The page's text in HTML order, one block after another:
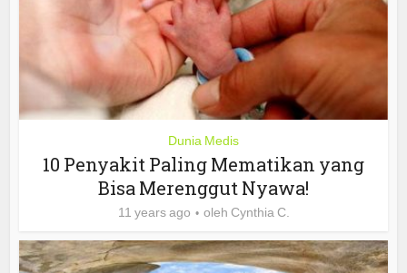
Dunia Medis
10 Penyakit Paling Mematikan yang
Bisa Merenggut Nyawa!
11 years ago oleh Cynthia C.